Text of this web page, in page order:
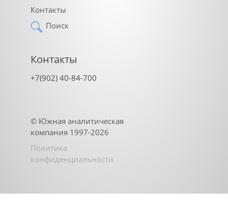
Контакты
Поиск
Контакты
+7(902) 40-84-700
© Южная аналитическая
компания 1997-2026
Политика
конфиденциальности